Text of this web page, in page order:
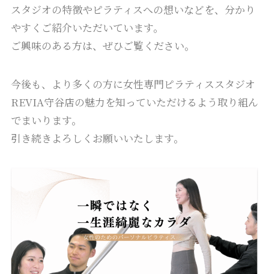
スタジオの特徴やピラティスへの想いなどを、分かり
やすくご紹介いただいています。
ご興味のある方は、ぜひご覧ください。
今後も、より多くの方に女性専門ピラティススタジオ
REVIA守谷店の魅力を知っていただけるよう取り組ん
でまいります。
引き続きよろしくお願いいたします。